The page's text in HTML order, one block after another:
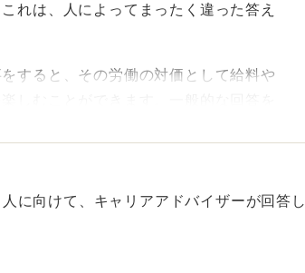
れは、人によってまったく違った答え
すると、その労働の対価として給料や
しむことができます。一般的な回答を
会う機会が多いので、自分の人生は一
の人生に触れられる仕事が楽しいと感
に向けて、キャリアアドバイザーが回答し